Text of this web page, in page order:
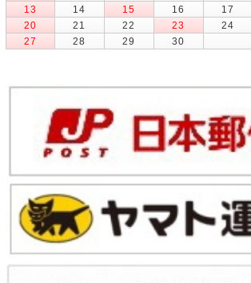
13
14 15 16 17
20
21 22 23 24
27
28 29
30